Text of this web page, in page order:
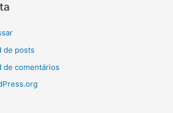
de posts
de comentários